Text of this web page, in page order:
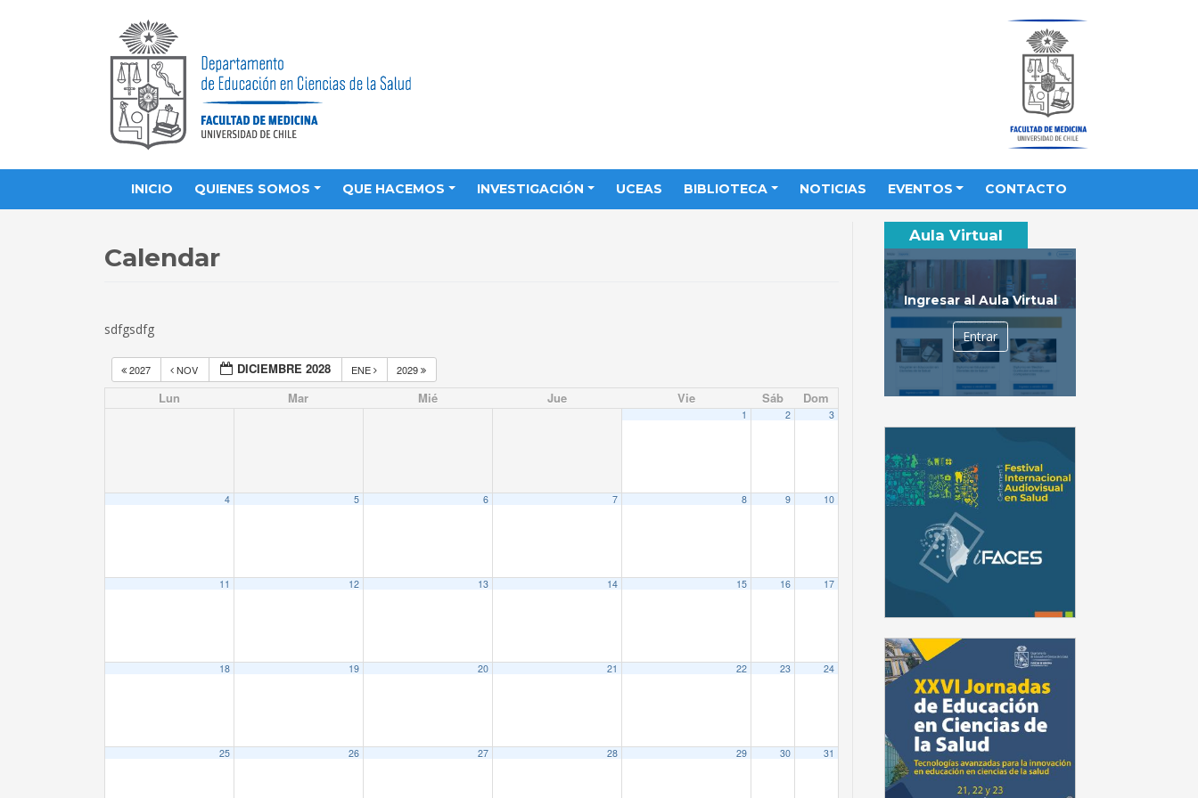
INICIO QUIENES SOMOS QUE HACEMOS INVESTIGACIÓN UCEAS BIBLIOTECA NOTICIAS EVENTOS CONTACTO
Calendar
sdfgsdfg
2027 NOV DICIEMBRE 2028 ENE 2029
Lun Mar Mié Jue Vie Sáb Dom
1 2 3
4 5 6 7 8 9 10
11 12 13 14 15 16 17
18 19 20 21 22 23 24
25 26 27 28 29 30 31
Aula Virtual
Ingresar al Aula Virtual
Entrar